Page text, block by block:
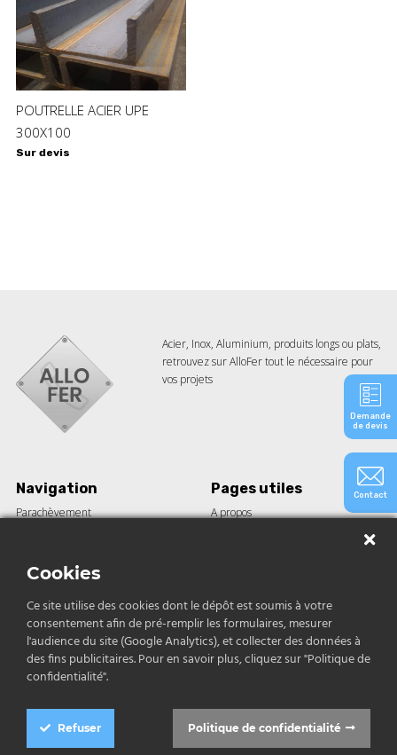
Demande
de devis
Contact
POUTRELLE ACIER UPE
300X100
Sur devis
Acier, Inox, Aluminium, produits longs ou plats,
retrouvez sur AlloFer tout le nécessaire pour
vos projets
Navigation
Parachèvement
Construction
Inox et aluminium
Pages utiles
A propos
Contact
04 12 04 68 79
Cookies
Ce site utilise des cookies dont le dépôt est soumis à votre
consentement afin de pré-remplir les formulaires, mesurer
l'audience du site (Google Analytics), et collecter des données à
des fins publicitaires. Pour en savoir plus, cliquez sur "Politique de
confidentialité".
Politique de confidentialité
Refuser